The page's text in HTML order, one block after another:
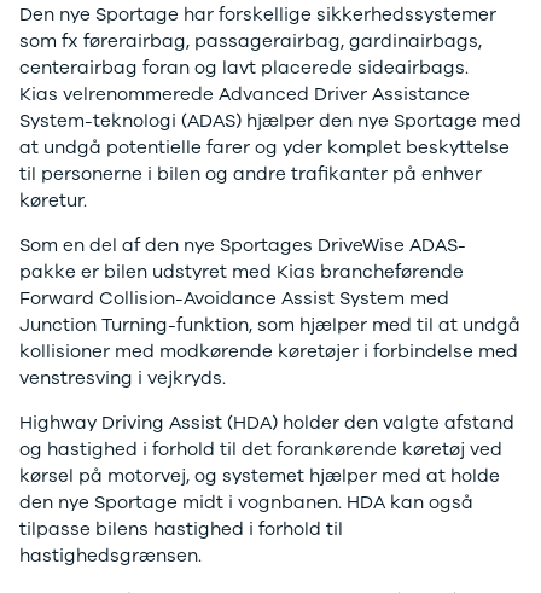
GLA200
GLA250 e
GLC250 d
GLC300
GLC300 de
GLC300 e
GLC350 d
EQC400
Sprinter 314
Sprinter 317
Sprinter 319
Vito 111
Vito 114
Vito 116
C300 de
B250 e
EQE300
GLE400 d
C200 d
Den nye Sportage har forskellige sikkerhedssystemer
som fx førerairbag, passagerairbag, gardinairbags,
centerairbag foran og lavt placerede sideairbags.
Kias velrenommerede Advanced Driver Assistance
System-teknologi (ADAS) hjælper den nye Sportage med
at undgå potentielle farer og yder komplet beskyttelse
til personerne i bilen og andre trafikanter på enhver
køretur.
Som en del af den nye Sportages DriveWise ADAS-
pakke er bilen udstyret med Kias brancheførende
Forward Collision-Avoidance Assist System med
Junction Turning-funktion, som hjælper med til at undgå
kollisioner med modkørende køretøjer i forbindelse med
venstresving i vejkryds.
Highway Driving Assist (HDA) holder den valgte afstand
og hastighed i forhold til det forankørende køretøj ved
kørsel på motorvej, og systemet hjælper med at holde
den nye Sportage midt i vognbanen. HDA kan også
tilpasse bilens hastighed i forhold til
hastighedsgrænsen.